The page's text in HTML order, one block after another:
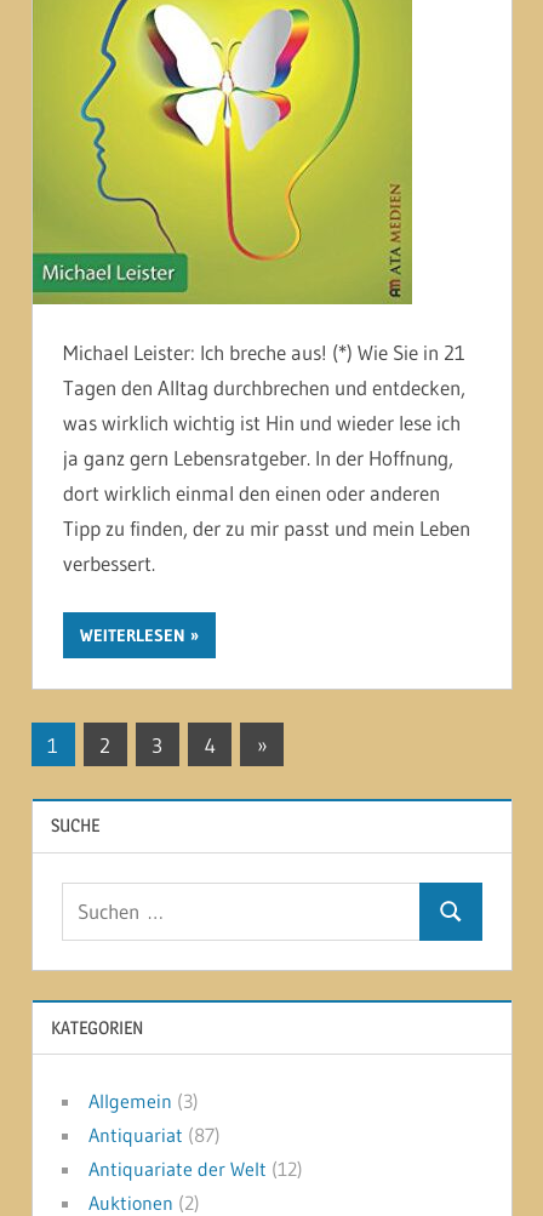
Michael Leister: Ich breche aus! (*) Wie Sie in 21
Tagen den Alltag durchbrechen und entdecken,
was wirklich wichtig ist Hin und wieder lese ich
ja ganz gern Lebensratgeber. In der Hoffnung,
dort wirklich einmal den einen oder anderen
Tipp zu finden, der zu mir passt und mein Leben
verbessert.
WEITERLESEN
Seitennummerierung
der
Beiträge
1 2 3 4
Nächste
»
SUCHE
Suchen
KATEGORIEN
Allgemein (3)
Antiquariat (87)
Antiquariate der Welt (12)
Auktionen (2)